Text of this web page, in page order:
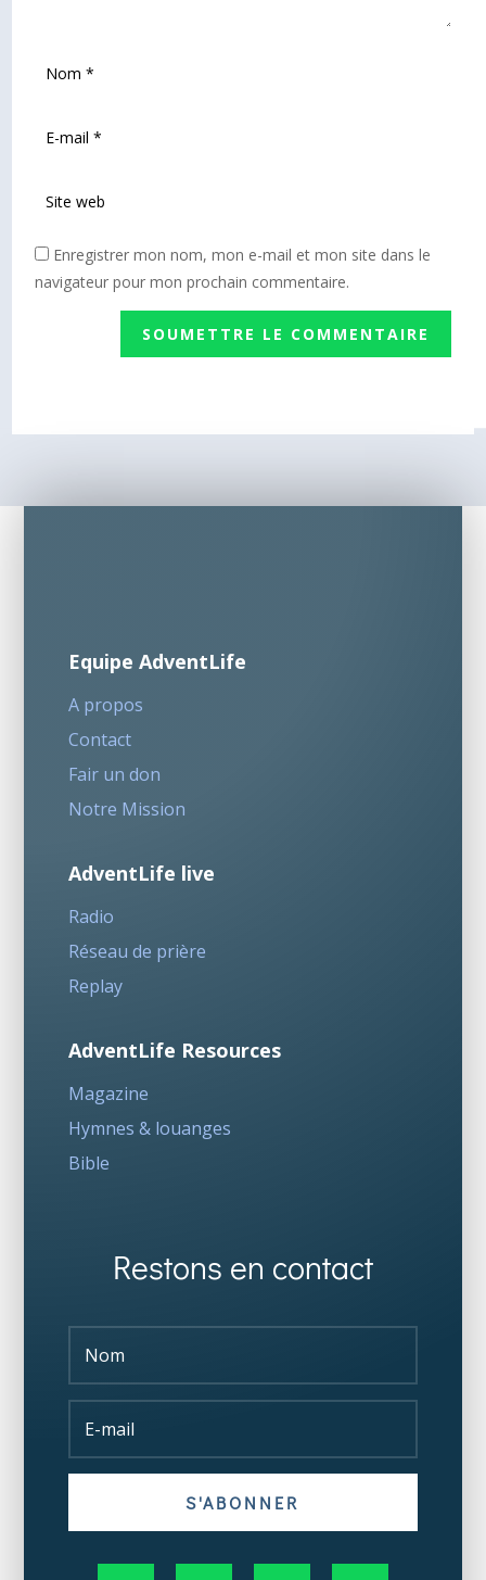
Enregistrer mon nom, mon e-mail et mon site dans le
navigateur pour mon prochain commentaire.
SOUMETTRE LE COMMENTAIRE
Equipe AdventLife
A propos
Contact
Fair un don
Notre Mission
AdventLife live
Radio
Réseau de prière
Replay
AdventLife Resources
Magazine
Hymnes & louanges
Bible
Restons en contact
S'ABONNER